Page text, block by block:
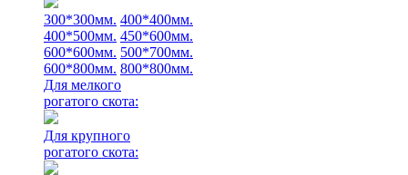
300*300мм. 400*400мм.
400*500мм. 450*600мм.
600*600мм. 500*700мм.
600*800мм. 800*800мм.
Для мелкого
рогатого скота:
Для крупного
рогатого скота: